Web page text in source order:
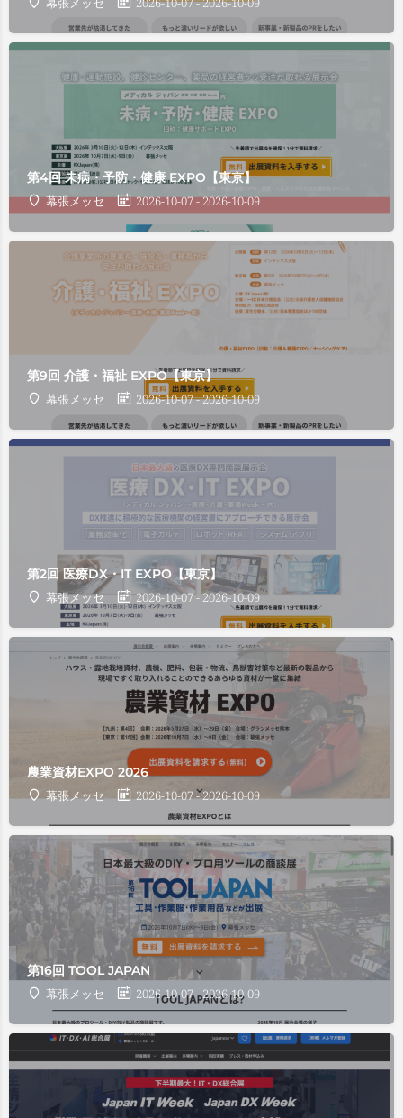
第4回 未病・予防・健康 EXPO【東京】
幕張メッセ
2026-10-07 - 2026-10-09
第9回 介護・福祉 EXPO【東京】
幕張メッセ
2026-10-07 - 2026-10-09
第2回 医療DX・IT EXPO【東京】
幕張メッセ
2026-10-07 - 2026-10-09
農業資材EXPO 2026
幕張メッセ
2026-10-07 - 2026-10-09
第16回 TOOL JAPAN
幕張メッセ
2026-10-07 - 2026-10-09